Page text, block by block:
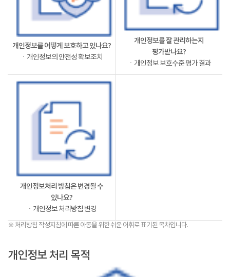
개인정보를 어떻게 보호하고 있나요?
ㆍ개인정보의 안전성 확보조치
개인정보를 잘 관리하는지
평가받나요?
ㆍ개인정보 보호수준 평가 결과
개인정보처리 방침은 변경될 수
있나요?
ㆍ개인정보 처리방침 변경
※ 처리방침 작성지침에 따른 아동을 위한 쉬운 어휘로 표기된 목차입니다.
개인정보 처리 목적